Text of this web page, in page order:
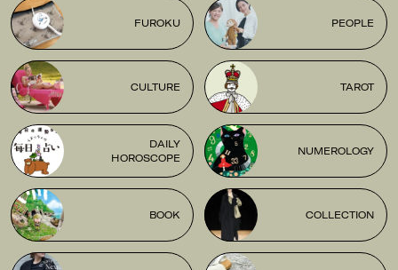
FUROKU PEOPLE
CULTURE TAROT
DAILY
HOROSCOPE
NUMEROLOGY
BOOK COLLECTION